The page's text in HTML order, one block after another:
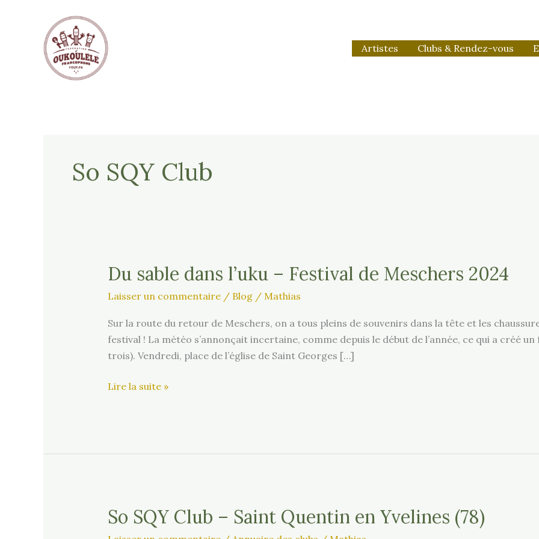
Artistes Clubs & Rendez-vous
So SQY Club
Du sable dans l’uku – Festival de Meschers 2024
Laisser un commentaire / Blog/ Mathias
Sur la route du retour de Meschers, on a tous pleins de souvenirs dans la tête et les
festival ! La météo s’annonçait incertaine, comme depuis le début de l’année, ce qui a créé
trois). Vendredi, place de l’église de Saint Georges […]
Du
2024
Lire la suite »
So SQY Club – Saint Quentin en Yvelines (78)